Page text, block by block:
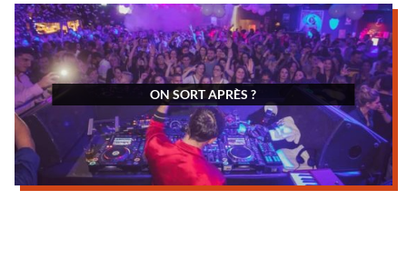
ON SORT APRÈS ?